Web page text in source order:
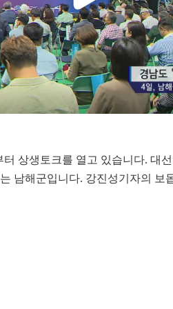
터 상생토크를 열고 있습니다. 대
남해군입니다. 강진성기자의 보